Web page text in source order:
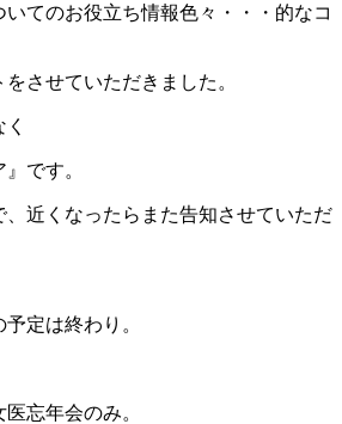
てのお役立ち情報色々・・・的なコ
させていただきました。
です。
、近くなったらまた告知させていただ
定は終わり。
忘年会のみ。